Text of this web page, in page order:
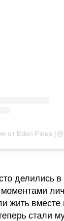
от Eden Fines
делились в
жить
стали